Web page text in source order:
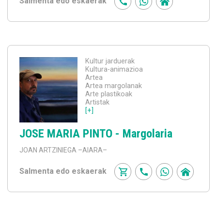
Kultur jarduerak
Kultura-animazioa
Artea
Artea margolanak
Arte plastikoak
Artistak
[+]
JOSE MARIA PINTO - Margolaria
JOAN ARTZINIEGA –AIARA–
Salmenta edo eskaerak